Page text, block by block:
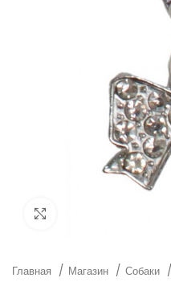
Главная Магазин Собаки